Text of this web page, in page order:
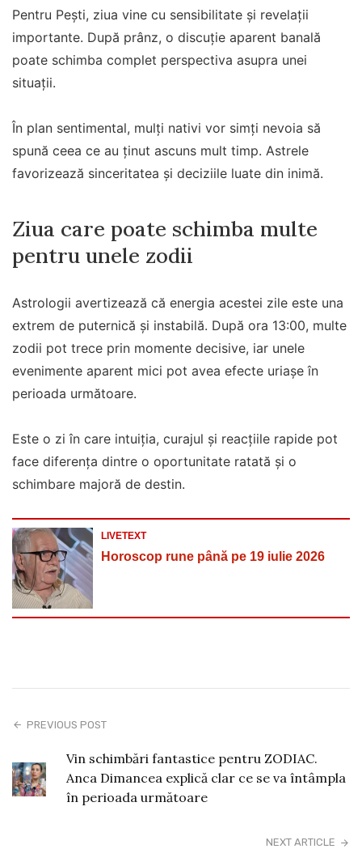
Pentru Pești, ziua vine cu sensibilitate și revelații
importante. După prânz, o discuție aparent banală
poate schimba complet perspectiva asupra unei
situații.
În plan sentimental, mulți nativi vor simți nevoia să
spună ceea ce au ținut ascuns mult timp. Astrele
favorizează sinceritatea și deciziile luate din inimă.
Ziua care poate schimba multe
pentru unele zodii
Astrologii avertizează că energia acestei zile este una
extrem de puternică și instabilă. După ora 13:00, multe
zodii pot trece prin momente decisive, iar unele
evenimente aparent mici pot avea efecte uriașe în
perioada următoare.
Este o zi în care intuiția, curajul și reacțiile rapide pot
face diferența dintre o oportunitate ratată și o
schimbare majoră de destin.
LIVETEXT
Horoscop rune până pe 19 iulie 2026
PREVIOUS POST
Vin schimbări fantastice pentru ZODIAC.
Anca Dimancea explică clar ce se va întâmpla
în perioada următoare
NEXT ARTICLE